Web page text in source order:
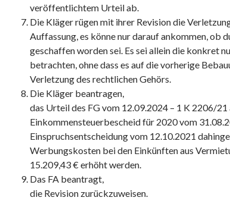
veröffentlichtem Urteil ab.
Die Kläger rügen mit ihrer Revision die
Auffassung, es könne nur darauf ankommen, ob
geschaffen worden sei. Es sei allein die konkret
betrachten, ohne dass es auf die vorherige
Verletzung des rechtlichen Gehörs.
Die Kläger beantragen,
das Urteil des FG vom 12.09.2024 – 1 K 2206/21
Einkommensteuerbescheid für 2020 vom
Einspruchsentscheidung vom 12.10.2021
Werbungskosten bei den Einkünften aus
15.209,43 € erhöht werden.
Das FA beantragt,
die Revision zurückzuweisen.